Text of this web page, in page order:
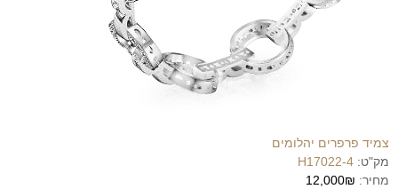
צמיד פרפרים יהלומים
מק"ט: H17022-4
מחיר: 12,000₪